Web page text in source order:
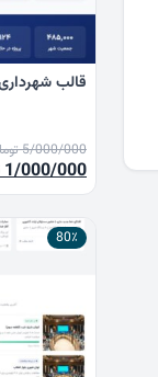
قالب
5/000/000
قیمت
اصلی
بود.
1/000/000
80٪